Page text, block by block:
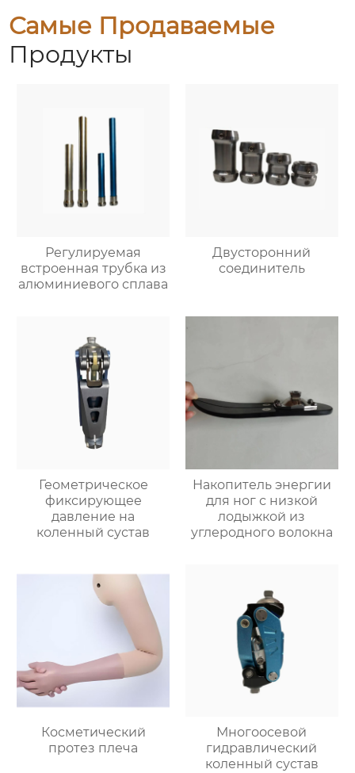
Самые Продаваемые
Продукты
Регулируемая
встроенная трубка из
алюминиевого сплава
Двусторонний
соединитель
Геометрическое
фиксирующее
давление на
коленный сустав
Накопитель энергии
для ног с низкой
лодыжкой из
углеродного волокна
Косметический
протез плеча
Многоосевой
гидравлический
коленный сустав